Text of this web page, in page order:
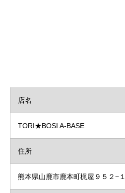
店名
TORI★BOSI A-BASE
住所
熊本県山鹿市鹿本町梶屋９５２−１